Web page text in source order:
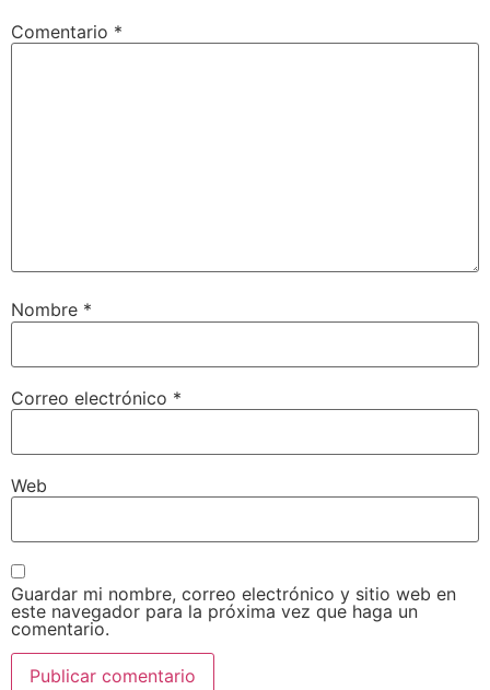
Comentario *
Nombre *
Correo electrónico *
Web
Guardar mi nombre, correo electrónico y sitio web en
este navegador para la próxima vez que haga un
comentario.